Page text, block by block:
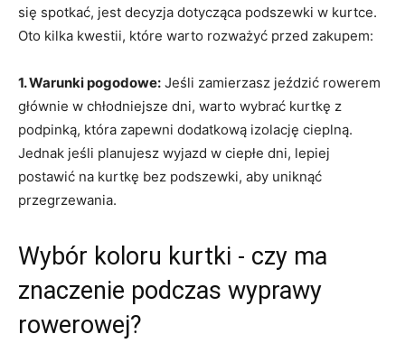
się spotkać, jest decyzja‌ dotycząca podszewki⁣ w kurtce.
Oto kilka kwestii,‌ które warto rozważyć⁢ przed‌ zakupem:
1. Warunki pogodowe: Jeśli zamierzasz jeździć rowerem
głównie w‌ chłodniejsze⁤ dni, warto wybrać kurtkę z
podpinką, która⁤ zapewni dodatkową izolację cieplną.
Jednak jeśli planujesz‌ wyjazd w ciepłe dni,​ lepiej
postawić na​ kurtkę bez podszewki, aby uniknąć
przegrzewania.
Wybór koloru‍ kurtki ​- czy ma
znaczenie podczas wyprawy
rowerowej?